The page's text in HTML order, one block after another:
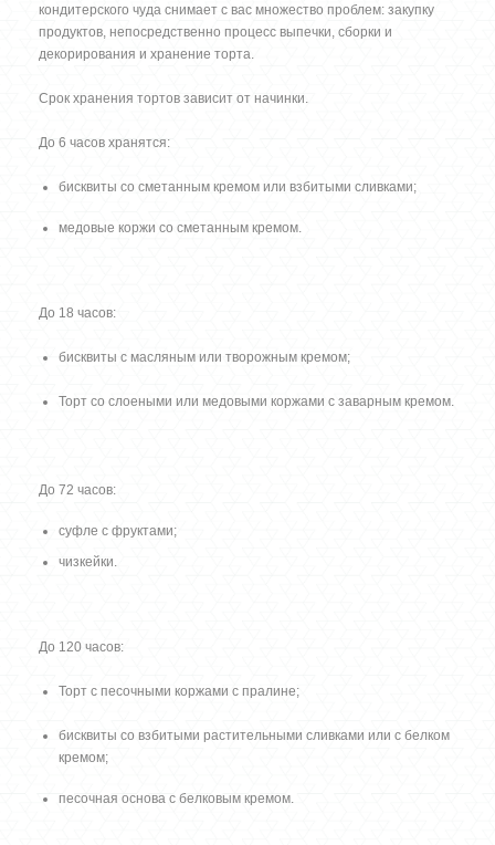
кондитерского чуда снимает с вас множество проблем: закупку
продуктов, непосредственно процесс выпечки, сборки и
декорирования и хранение торта.
Срок хранения тортов зависит от начинки.
До 6 часов хранятся:
бисквиты со сметанным кремом или взбитыми сливками;
медовые коржи со сметанным кремом.
До 18 часов:
бисквиты с масляным или творожным кремом;
Торт со слоеными или медовыми коржами с заварным кремом.
До 72 часов:
суфле с фруктами;
чизкейки.
До 120 часов:
Торт с песочными коржами с пралине;
бисквиты со взбитыми растительными сливками или с белком
кремом;
песочная основа с белковым кремом.